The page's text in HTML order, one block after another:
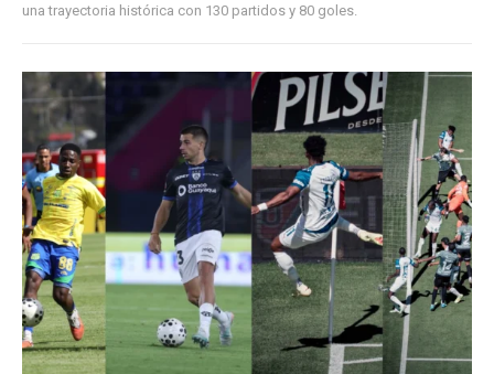
una trayectoria histórica con 130 partidos y 80 goles.